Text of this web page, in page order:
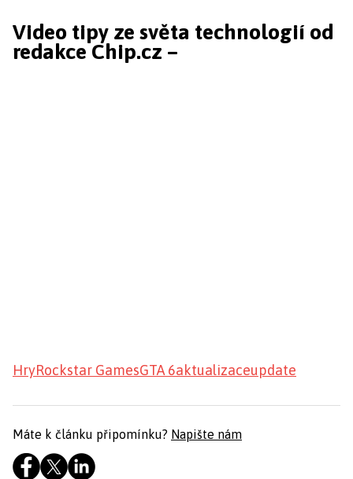
Video tipy ze světa technologií od
redakce Chip.cz –
HryRockstar GamesGTA 6aktualizaceupdate
Máte k článku připomínku? Napište nám